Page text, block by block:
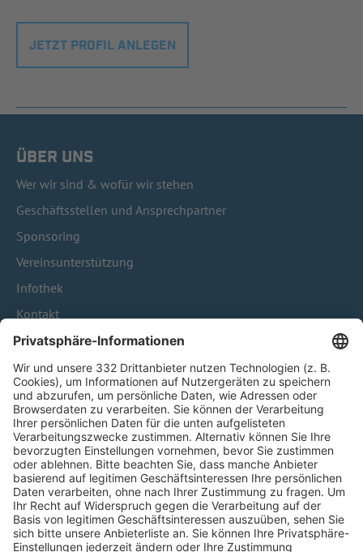
JETZT PROFIL ANLEGEN
ÜBER UNS
Wer wir sind & wofür wir stehen
Geschäftsstellen und Ansprechpartner
Sponsoring
Vereinsunterstützung
Infothek
Kontakt
HÄUFIG BESUCHTE SEITEN
Pässe und Vereinswechsel
Trainerausbildung
Schulungsangebot Vereinsmitarbeiter
BFV-Geschäftsstellen
Trainerbörse
Login SpielPlus